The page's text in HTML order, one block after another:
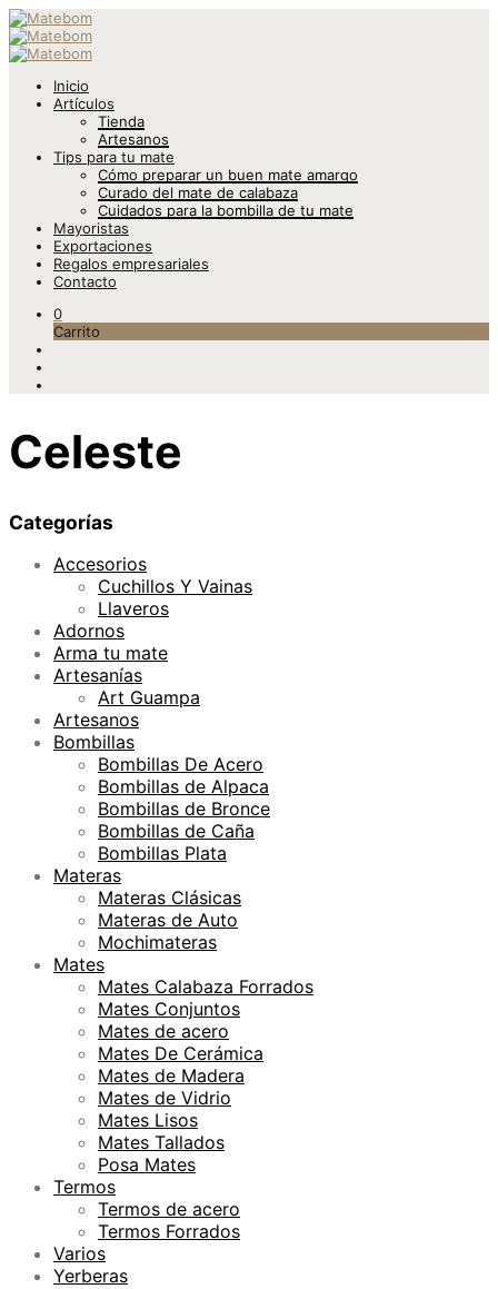
Inicio
Artículos
Tienda
Artesanos
Tips para tu mate
Cómo preparar un buen mate amargo
Curado del mate de calabaza
Cuidados para la bombilla de tu mate
Mayoristas
Exportaciones
Regalos empresariales
Contacto
0
Carrito
Celeste
Categorías
Accesorios
Cuchillos Y Vainas
Llaveros
Adornos
Arma tu mate
Artesanías
Art Guampa
Artesanos
Bombillas
Bombillas De Acero
Bombillas de Alpaca
Bombillas de Bronce
Bombillas de Caña
Bombillas Plata
Materas
Materas Clásicas
Materas de Auto
Mochimateras
Mates
Mates Calabaza Forrados
Mates Conjuntos
Mates de acero
Mates De Cerámica
Mates de Madera
Mates de Vidrio
Mates Lisos
Mates Tallados
Posa Mates
Termos
Termos de acero
Termos Forrados
Varios
Yerberas